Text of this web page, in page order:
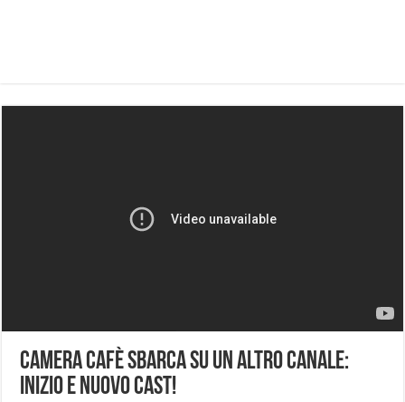
Camera Cafè sbarca su un altro canale:
inizio e nuovo cast!